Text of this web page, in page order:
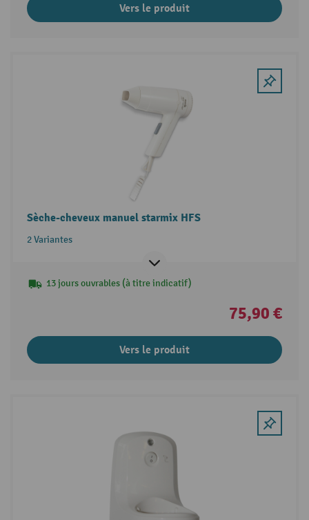
Vers le produit
Sèche-cheveux manuel starmix HFS
2 Variantes
13 jours ouvrables (à titre indicatif)
75,90 €
Vers le produit